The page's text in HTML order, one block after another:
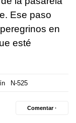
Ese paso
en
esté
N-525
Comentar ·